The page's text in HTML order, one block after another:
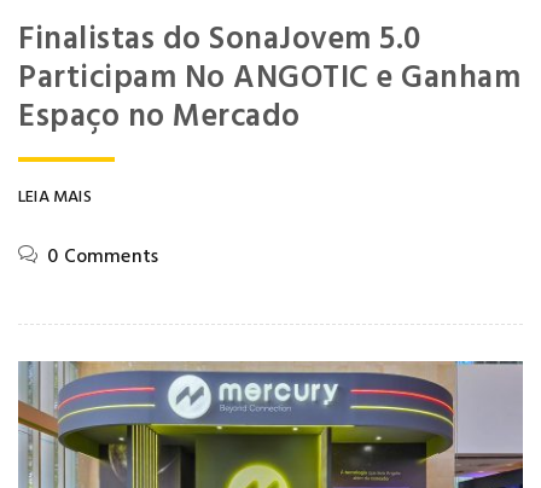
Finalistas do SonaJovem 5.0
Participam No ANGOTIC e Ganham
Espaço no Mercado
LEIA MAIS
0 Comments